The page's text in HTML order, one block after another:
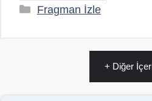
Kategoriler
Fragman İzle
+ Diğer